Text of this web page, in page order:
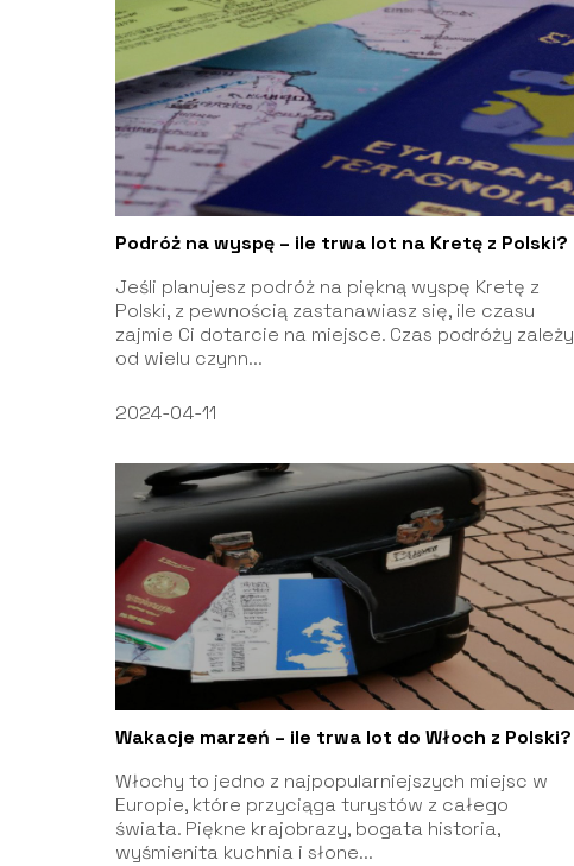
Podróż na wyspę – ile trwa lot na Kretę z Polski?
Jeśli planujesz podróż na piękną wyspę Kretę z
Polski, z pewnością zastanawiasz się, ile czasu
zajmie Ci dotarcie na miejsce. Czas podróży zależy
od wielu czynn...
2024-04-11
Wakacje marzeń – ile trwa lot do Włoch z Polski?
Włochy to jedno z najpopularniejszych miejsc w
Europie, które przyciąga turystów z całego
świata. Piękne krajobrazy, bogata historia,
wyśmienita kuchnia i słone...